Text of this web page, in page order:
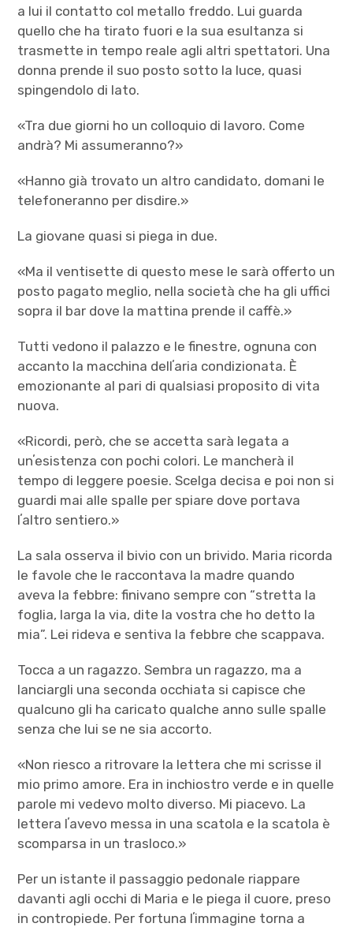
a lui il contatto col metallo freddo. Lui guarda
quello che ha tirato fuori e la sua esultanza si
trasmette in tempo reale agli altri spettatori. Una
donna prende il suo posto sotto la luce, quasi
spingendolo di lato.
«Tra due giorni ho un colloquio di lavoro. Come
andrà? Mi assumeranno?»
«Hanno già trovato un altro candidato, domani le
telefoneranno per disdire.»
La giovane quasi si piega in due.
«Ma il ventisette di questo mese le sarà offerto un
posto pagato meglio, nella società che ha gli uffici
sopra il bar dove la mattina prende il caffè.»
Tutti vedono il palazzo e le finestre, ognuna con
accanto la macchina dellʼaria condizionata. È
emozionante al pari di qualsiasi proposito di vita
nuova.
«Ricordi, però, che se accetta sarà legata a
unʼesistenza con pochi colori. Le mancherà il
tempo di leggere poesie. Scelga decisa e poi non si
guardi mai alle spalle per spiare dove portava
lʼaltro sentiero.»
La sala osserva il bivio con un brivido. Maria ricorda
le favole che le raccontava la madre quando
aveva la febbre: finivano sempre con “stretta la
foglia, larga la via, dite la vostra che ho detto la
mia”. Lei rideva e sentiva la febbre che scappava.
Tocca a un ragazzo. Sembra un ragazzo, ma a
lanciargli una seconda occhiata si capisce che
qualcuno gli ha caricato qualche anno sulle spalle
senza che lui se ne sia accorto.
«Non riesco a ritrovare la lettera che mi scrisse il
mio primo amore. Era in inchiostro verde e in quelle
parole mi vedevo molto diverso. Mi piacevo. La
lettera lʼavevo messa in una scatola e la scatola è
scomparsa in un trasloco.»
Per un istante il passaggio pedonale riappare
davanti agli occhi di Maria e le piega il cuore, preso
in contropiede. Per fortuna lʼimmagine torna a